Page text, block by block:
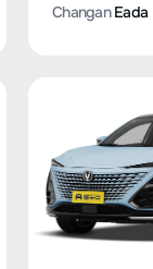
ChanganEada